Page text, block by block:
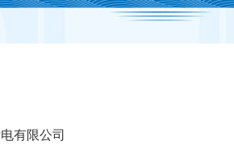
有限公司